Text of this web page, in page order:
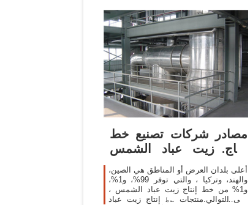
مصادر شركات تصنيع خط
إنتاج زيت عباد الشمس
وخط إنتاج زيت
أعلى بلدان العرض أو المناطق هي الصين،
والهند، وتركيا ، والتي توفر 99%، و1%،
و1% من خط إنتاج زيت عباد الشمس ،
على التوالي.منتجات ؎ط إنتاج زيت عباد